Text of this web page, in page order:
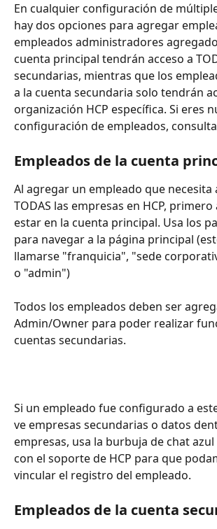
En cualquier configuración de
hay dos opciones para agregar
empleados administradores
cuenta principal tendrán acceso a
secundarias, mientras que los
a la cuenta secundaria solo tendrán
organización HCP específica. Si eres
configuración de empleados, consulta
Empleados de la cuenta
Al agregar un empleado que necesita
TODAS las empresas en HCP,
estar en la cuenta principal. Usa los
para navegar a la página principal
llamarse "franquicia", "sede
o "admin")
Todos los empleados deben ser
Admin/Owner para poder realizar
cuentas secundarias.
Si un empleado fue configurado a
ve empresas secundarias o datos
empresas, usa la burbuja de chat
con el soporte de HCP para que
vincular el registro del empleado.
Empleados de la cuenta